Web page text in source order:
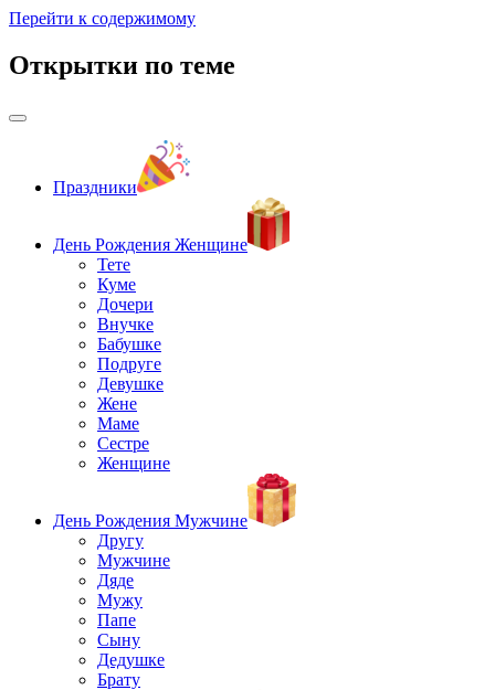
Перейти к содержимому
Открытки по теме
Праздники
День Рождения Женщине
Тете
Куме
Дочери
Внучке
Бабушке
Подруге
Девушке
Жене
Маме
Сестре
Женщине
День Рождения Мужчине
Другу
Мужчине
Дяде
Мужу
Папе
Сыну
Дедушке
Брату